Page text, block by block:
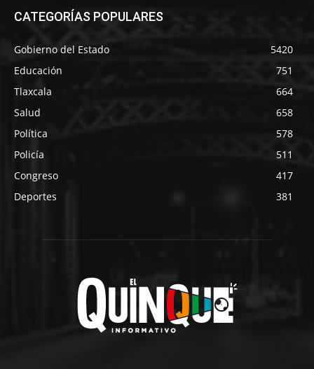
CATEGORÍAS POPULARES
Gobierno del Estado
5420
Educación
751
Tlaxcala
664
Salud
658
Política
578
Policía
511
Congreso
417
Deportes
381